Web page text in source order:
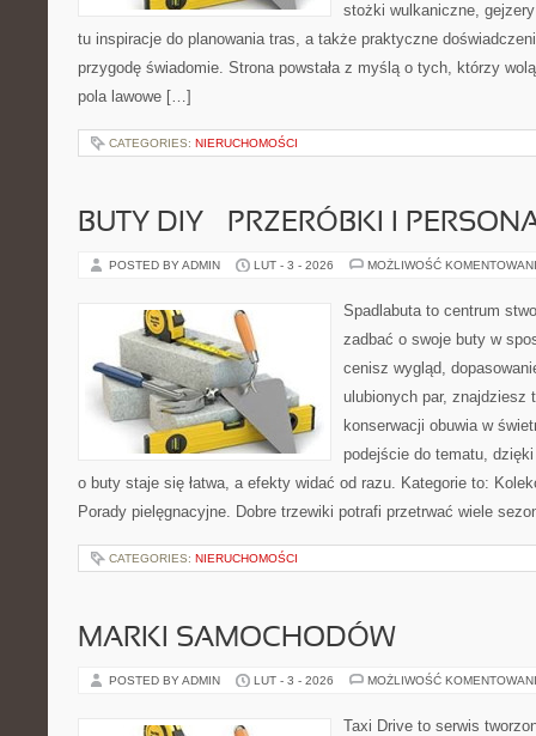
stożki wulkaniczne,
tu inspiracje do planowania tras, a także praktyczne
przygodę świadomie. Strona powstała z myślą o tych, którzy
pola lawowe […]
CATEGORIES: NIERUCHOMOŚCI
BUTY DIY – PRZERÓBKI I
POSTED BY ADMIN LUT - 3 - 2026 MOŻLIWOŚĆ
Spadlabuta to centrum
zadbać o swoje buty w
cenisz wygląd,
ulubionych par, znajdziesz
konserwacji obuwia w
podejście do tematu,
o buty staje się łatwa, a efekty widać od razu. Kategorie to:
Porady pielęgnacyjne. Dobre trzewiki potrafi przetrwać wiele
CATEGORIES: NIERUCHOMOŚCI
MARKI SAMOCHODÓW
POSTED BY ADMIN LUT - 3 - 2026 MOŻLIWOŚĆ
Taxi Drive to serwis